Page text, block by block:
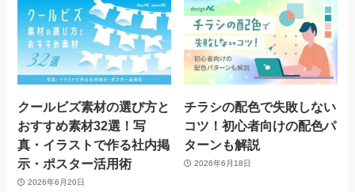
クールビズ素材の選び方と
おすすめ素材32選！写
真・イラストで作る社内掲
示・ポスター活用術
2026年6月20日
チラシの配色で失敗しない
コツ！初心者向けの配色パ
ターンも解説
2026年6月18日